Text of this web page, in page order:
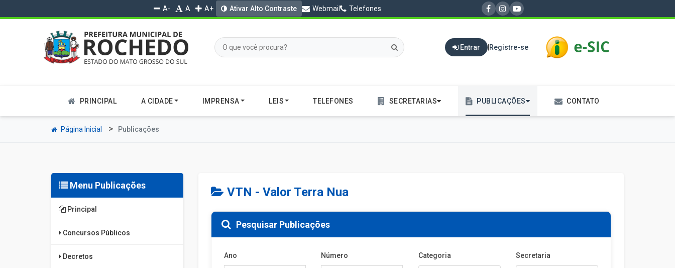
A- A A+ Ativar Alto Contraste Webmail Telefones
Entrar Registre-se
PRINCIPAL A CIDADE IMPRENSA LEIS TELEFONES SECRETARIAS PUBLICAÇÕES CONTATO
Página Inicial Publicações
Menu Publicações
Principal
Concursos Públicos
Decretos
VTN - Valor Terra Nua
Pesquisar Publicações
Ano Número Categoria Secretaria